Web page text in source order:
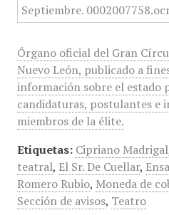
Órgano oficial del Gran
Nuevo León, publicado a
información sobre el estado
candidaturas, postulantes e
miembros de la élite.
Etiquetas: Cipriano Madrigal
teatral, El Sr. De Cuellar,
Romero Rubio, Moneda de
Sección de avisos, Teatro